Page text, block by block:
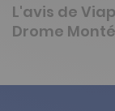
L'avis de
Drome